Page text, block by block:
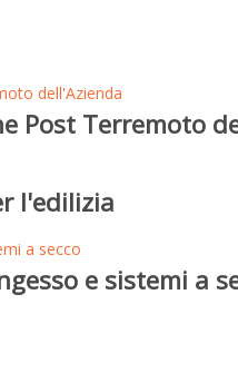
dell'Azienda
Post Terremoto
l'edilizia
a secco
e sistemi a